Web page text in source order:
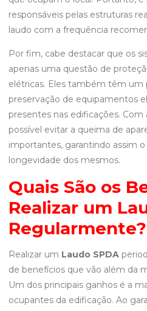
responsáveis pelas estruturas
laudo com a frequência
Por fim, cabe destacar que os
apenas uma questão de
elétricas. Eles também têm um
preservação de equipamentos
presentes nas edificações.
possível evitar a queima de
importantes, garantindo assim
longevidade dos mesmos.
Quais São os
Realizar um
Regularmente?
Realizar um Laudo SPDA
de benefícios que vão além da
Um dos principais ganhos é a
ocupantes da edificação. Ao